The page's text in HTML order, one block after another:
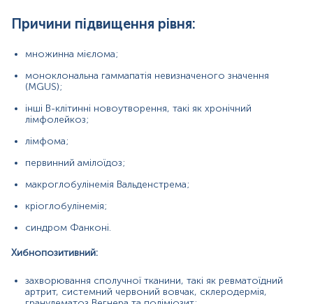
тракту та легень;
наявність рентгеноконтрастної речовини;
кислоти.
Матеріал
сироватка крові
вимірювань можуть змінюватися у відповідності до зміни
тест-систем.
Причини підвищення рівня:
множинна мієлома;
моноклональна гаммапатія невизначеного значення
(MGUS);
інші В-клітинні новоутворення, такі як хронічний
лімфолейкоз;
лімфома;
первинний амілоїдоз;
макроглобулінемія Вальденстрема;
кріоглобулінемія;
синдром Фанконі.
Хибнопозитивний:
захворювання сполучної тканини, такі як ревматоїдний
артрит, системний червоний вовчак, склеродермія,